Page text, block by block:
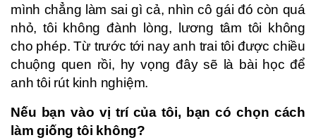
mình chẳng làm sai gì cả, nhìn cô gái đó còn quá
nhỏ, tôi không đành lòng, lương tâm tôi không
cho phép. Từ trước tới nay anh trai tôi được chiều
chuộng quen rồi, hy vọng đây sẽ là bài học để
anh tôi rút kinh nghiệm.
Nếu bạn vào vị trí của tôi, bạn có chọn cách
làm giống tôi không?